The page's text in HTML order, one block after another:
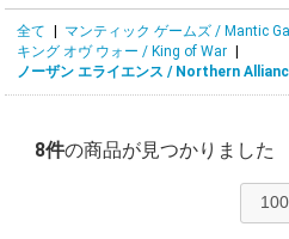
全て マンティック ゲームズ / Mantic
キング オヴ ウォー / King of War
ノーザン エライエンス / Northern
8件の商品が見つかりました